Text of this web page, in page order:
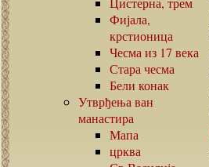
Фијала,
крстионица
Чесма из 17 века
Стара чесма
Бели конак
Утврђења ван
манастира
Мапа
црква